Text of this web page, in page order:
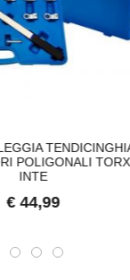
TENDICINGHIA
POLIGONALI TORX
INTE
€ 44,99